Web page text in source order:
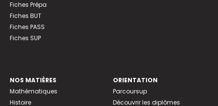
Fiches Prépa
Fiches BUT
Fiches PASS
Fiches SUP
NOS MATIÈRES
Mathématiques
Histoire
ORIENTATION
Parcoursup
Découvrir les diplômes